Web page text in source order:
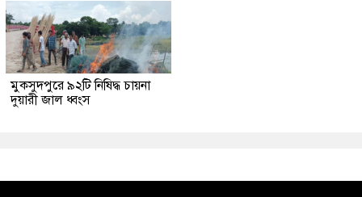
মুকসুদপুরে ৯২টি নিষিদ্ধ চায়না
দুয়ারী জাল ধ্বংস